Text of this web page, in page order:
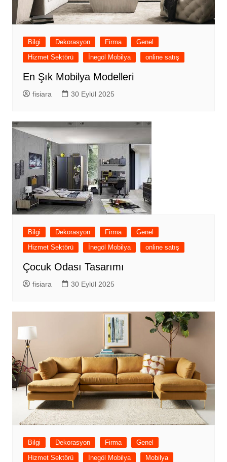
Bilgi Dekorasyon Firma
Genel
Hizmet Sektörü
İnegöl Mobilya online satış
En Şık Mobilya Modelleri
fisiara 30 Eylül 2025
Bilgi Dekorasyon Firma
Genel
Hizmet Sektörü
İnegöl Mobilya online satış
Çocuk Odası Tasarımı
fisiara 30 Eylül 2025
Bilgi Dekorasyon Firma
Genel
Hizmet Sektörü
İnegöl Mobilya Mobilya